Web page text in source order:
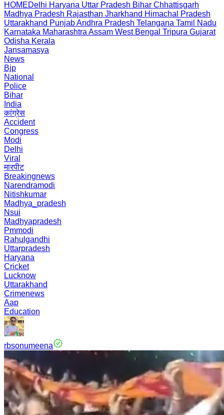
HOMEDelhi Haryana Uttar Pradesh Bihar Chhattisgarh
Madhya Pradesh Rajasthan Jharkhand Himachal Pradesh
Uttarakhand PunjabAndhra Pradesh Telangana Tamil Nadu
Karnataka Maharashtra Assam West Bengal Tripura Gujarat
Odisha Kerala
Jansamasya
News
Bjp
National
Police
Bihar
India
कांग्रेस
Accident
Congress
Modi
Delhi
Viral
मारपीट
Breakingnews
Narendramodi
Nitishkumar
Madhya_pradesh
Nsui
Madhyapradesh
Pmmodi
Rahulgandhi
Uttarpradesh
Haryana
Cricket
Lucknow
Uttarakhand
Crimenews
Aap
Education
rbsonumeena